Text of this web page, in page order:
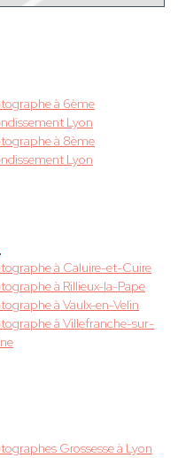
à 6ème
Lyon
à 8ème
Lyon
.
à Caluire-et-Cuire
à Rillieux-la-Pape
à Vaulx-en-Velin
à Villefranche-sur-
Grossesse à Lyon